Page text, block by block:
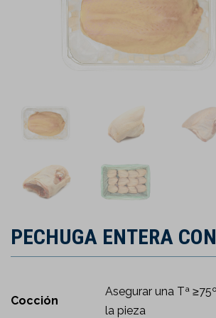
PECHUGA ENTERA
Cocción
Asegurar una Tª
la pieza